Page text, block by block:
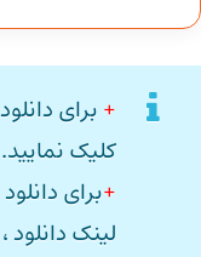
+ برای
کلیک نمایید.
+برای
لینک دانلود ،